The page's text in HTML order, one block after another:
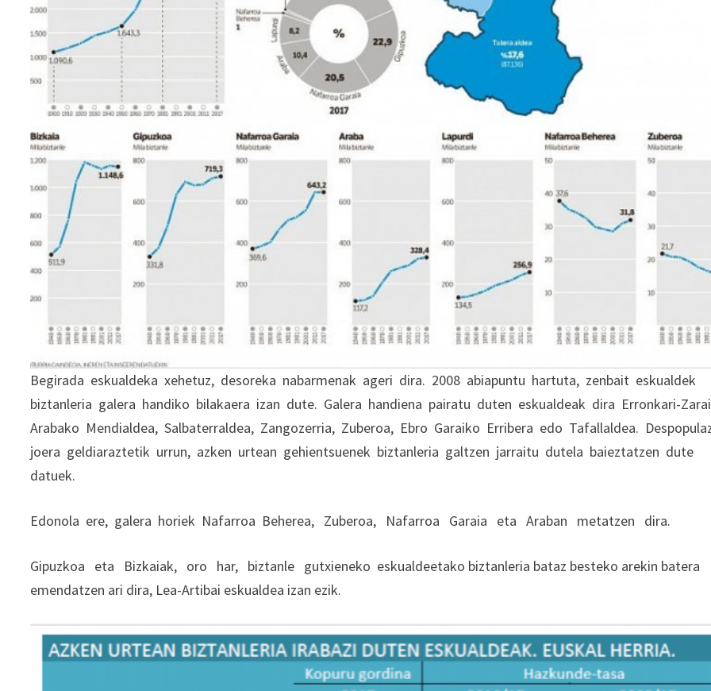
Begirada eskualdeka xehetuz, desoreka nabarmenak ageri dira. 2008 abiapuntu hartuta, zenbait eskualdek
biztanleria galera handiko bilakaera izan dute. Galera handiena pairatu duten eskualdeak dira Erronkari-
Arabako Mendialdea, Salbaterraldea, Zangozerria, Zuberoa, Ebro Garaiko Erribera edo Tafallaldea.
joera geldiaraztetik urrun, azken urtean gehientsuenek biztanleria galtzen jarraitu dutela baieztatzen dute
datuek.
Edonola ere, galera horiek Nafarroa Beherea, Zuberoa, Nafarroa Garaia eta Araban metatzen dira.
Gipuzkoa eta Bizkaiak, oro har, biztanle gutxieneko eskualdeetako biztanleria bataz besteko arekin batera
emendatzen ari dira, Lea-Artibai eskualdea izan ezik.